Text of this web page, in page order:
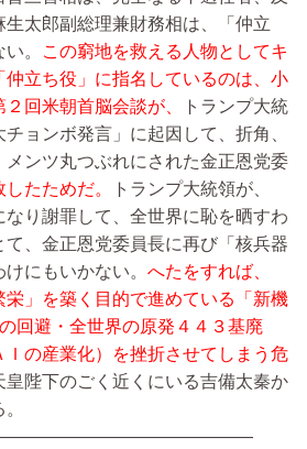
太郎副総理兼財務相は、「仲立
。
この窮地を救える人物としてキ
仲立ち役」に指名しているのは、小
２回米朝首脳会談が、
トランプ大統
ョンボ発言」に起因して、折角、
メンツ丸つぶれにされた金正恩党委
したためだ。
トランプ大統領が、
なり謝罪して、全世界に恥を晒すわ
、金正恩党委員長に再び「核兵器
にもいかない。 へたをすれば、
栄」を築く目的で進めている「新機
回避・全世界の原発４４３基廃
の産業化）を挫折させてしまう危
皇陛下のごく近くにいる吉備太秦か